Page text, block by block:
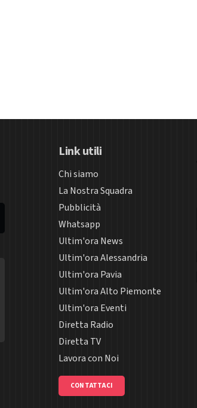
Link utili
Chi siamo
La Nostra Squadra
Pubblicità
Whatsapp
Ultim'ora News
Ultim'ora Alessandria
Ultim'ora Pavia
Ultim'ora Alto Piemonte
Ultim'ora Eventi
Diretta Radio
Diretta TV
Lavora con Noi
CONTATTACI